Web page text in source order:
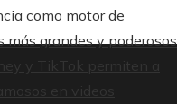
como motor de
más grandes y poderosos
y TikTok permiten a
en videos